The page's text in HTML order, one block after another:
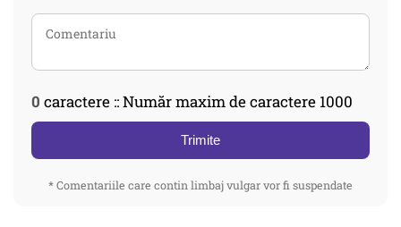
0 caractere :: Număr maxim de caractere 1000
Trimite
* Comentariile care contin limbaj vulgar vor fi suspendate